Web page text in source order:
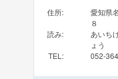
住所:
愛知県
８
読み:
あいち
ょう
TEL : 052-